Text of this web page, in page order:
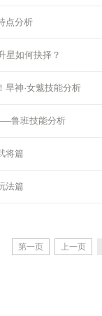
点分析
星如何抉择？
旱神·女魃技能分析
鲁班技能分析
将篇
法篇
第一页 上一页